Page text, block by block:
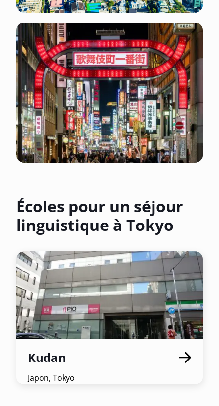
Températures moyennes : Été (Juin - Août) : 23
ºC - 32 ºC Automne (Sept - Nov) : 13 ºC - 25 ºC
Hiver (Déc - Fév) : 3 ºC - 10 ºC Printemps (Mars -
Mai) : 8 ºC - 20 ºC
Pour trouver des informations sur les transports
à Tokyo, tu peux consulter les sites Web du
gouvernement :
Se déplacer à Tokyo : bus, trains et métros. Le
système de paiement des transports publics à
Tokyo utilise la carte IC.
Les taxis peuvent être appelés dans la rue et
l'application sur ton smartphone !
Écoles pour un séjour
linguistique à Tokyo
Kudan
Japon, Tokyo